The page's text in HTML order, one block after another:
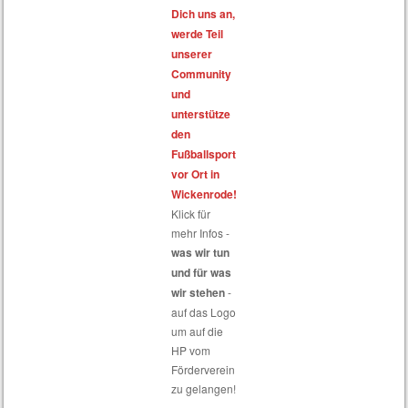
Dich uns an,
werde Teil
unserer
Community
und
unterstütze
den
Fußballsport
vor Ort in
Wickenrode!
Klick für
mehr Infos -
was wir tun
und für was
wir stehen-
auf das Logo
um auf die
HP vom
Förderverein
zu gelangen!